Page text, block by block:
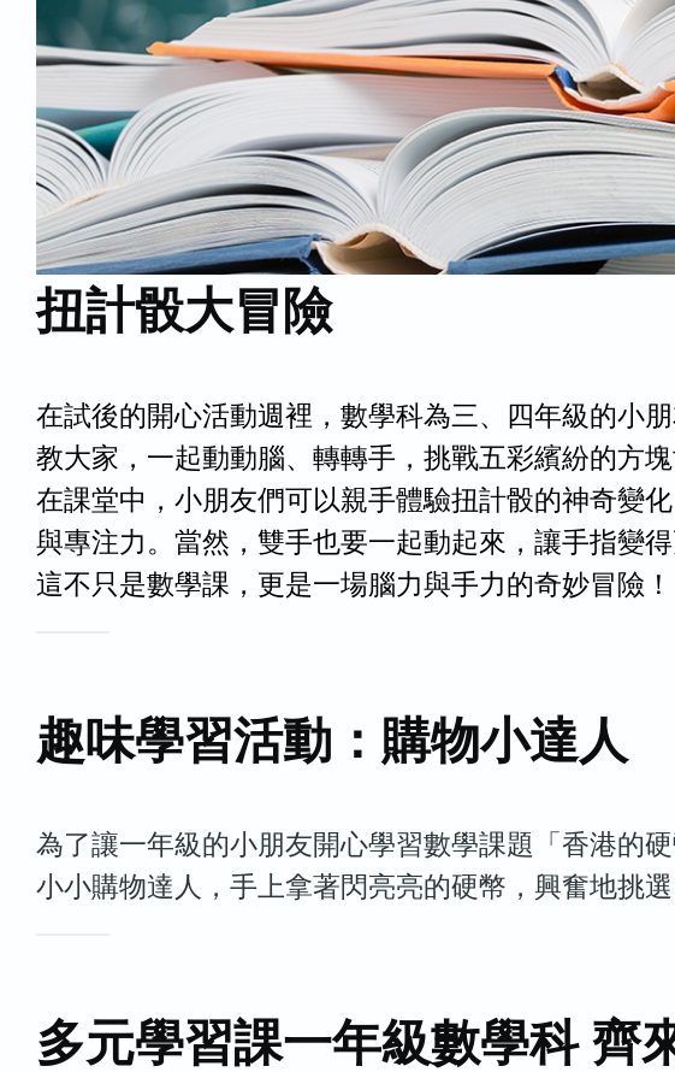
扭計骰大冒險
在試後的開心活動週裡，數學科為三、四年級的小
教大家，一起動動腦、轉轉手，挑戰五彩繽紛的方塊
在課堂中，小朋友們可以親手體驗扭計骰的神奇變
與專注力。當然，雙手也要一起動起來，讓手指變
這不只是數學課，更是一場腦力與手力的奇妙冒險！
趣味學習活動：購物小達人
為了讓一年級的小朋友開心學習數學課題「香港的
小小購物達人，手上拿著閃亮亮的硬幣，興奮地挑選
多元學習課一年級數學科 齊